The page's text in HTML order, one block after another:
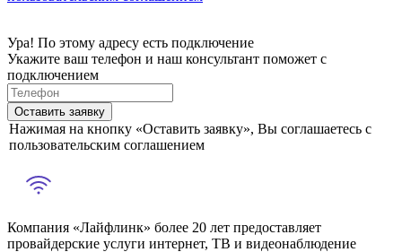
Ура! По этому адресу есть подключение
Укажите ваш телефон и наш консультант поможет с
подключением
Оставить заявку
Нажимая на кнопку «Оставить заявку», Вы соглашаетесь с
пользовательским соглашением
Компания «Лайфлинк» более 20 лет предоставляет
провайдерские услуги интернет, ТВ и видеонаблюдение